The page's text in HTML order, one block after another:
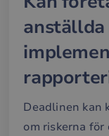
anställda
Deadlinen kan
om riskerna för